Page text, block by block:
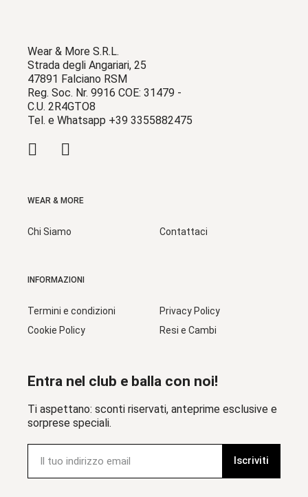
Wear & More S.R.L.
Strada degli Angariari, 25
47891 Falciano RSM
Reg. Soc. Nr. 9916 COE: 31479 -
C.U. 2R4GTO8
Tel. e Whatsapp +39 3355882475
WEAR & MORE
Chi Siamo Contattaci
INFORMAZIONI
Termini e condizioni
Cookie Policy
Privacy Policy
Resi e Cambi
Entra nel club e balla con noi!
Ti aspettano: sconti riservati, anteprime esclusive e
sorprese speciali.
Iscriviti